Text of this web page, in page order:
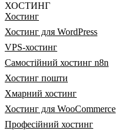
ХОСТИНГ
Хостинг
Хостинг для WordPress
VPS-хостинг
Самостійний хостинг n8n
Хостинг пошти
Хмарний хостинг
Хостинг для WooCommerce
Професійний хостинг